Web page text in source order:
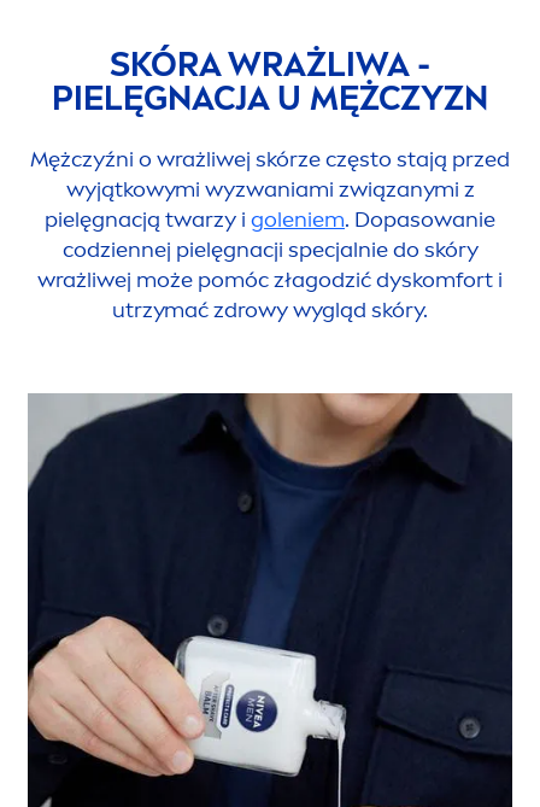
SKÓRA WRAŻLIWA -
PIELĘGNACJA U MĘŻCZYZN
Mężczyźni o wrażliwej skórze często stają przed
wyjątkowymi wyzwaniami związanymi z
pielęgnacją twarzy i goleniem. Dopasowanie
codziennej pielęgnacji specjalnie do skóry
wrażliwej może pomóc złagodzić dyskomfort i
utrzymać zdrowy wygląd skóry.